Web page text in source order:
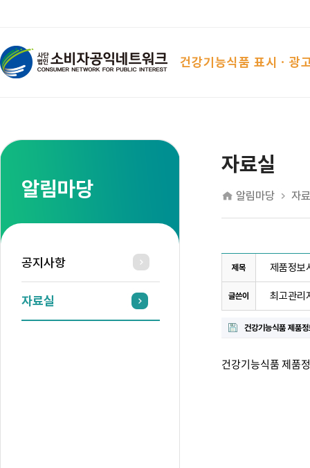
건강기능식품 표시ㆍ광
알림마당
공지사항
자료실
자료실
알림마당 자
제목
글쓴이 최고관리
건강기능식품 제품
건강기능식품